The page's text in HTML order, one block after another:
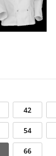
42
54
66